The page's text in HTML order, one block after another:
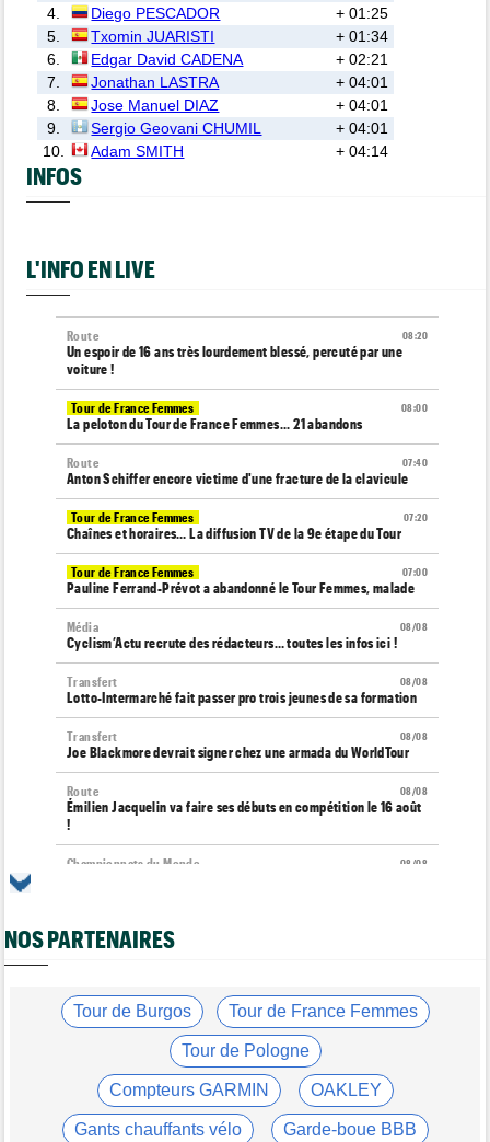
4.
Diego PESCADOR
+ 01:25
5.
Txomin JUARISTI
+ 01:34
6.
Edgar David CADENA
+ 02:21
7.
Jonathan LASTRA
+ 04:01
8.
Jose Manuel DIAZ
+ 04:01
9.
Sergio Geovani CHUMIL
+ 04:01
10.
Adam SMITH + 04:14
INFOS
L'INFO EN LIVE
08:20
Route
Un espoir de 16 ans très lourdement blessé, percuté par une
voiture !
08:00
Tour de France Femmes
La peloton du Tour de France Femmes... 21 abandons
07:40
Route
Anton Schiffer encore victime d'une fracture de la clavicule
07:20
Tour de France Femmes
Chaînes et horaires… La diffusion TV de la 9e étape du Tour
07:00
Tour de France Femmes
Pauline Ferrand-Prévot a abandonné le Tour Femmes, malade
08/08
Média
Cyclism’Actu recrute des rédacteurs… toutes les infos ici !
08/08
Transfert
Lotto-Intermarché fait passer pro trois jeunes de sa formation
08/08
Transfert
Joe Blackmore devrait signer chez une armada du WorldTour
08/08
Route
Émilien Jacquelin va faire ses débuts en compétition le 16 août
!
08/08
Championnats du Monde
Romain Bardet hospitalisé après une chute dans la descente du
Ventoux
Kasia Niewiadoma, "furieuse" : "Célia Gery m'a bloquée..."
Tour de France Femmes
Loes Adegeest : "On essaiera encore demain..."
Tour de France Femmes
Lilan Calmejane: "Pourquoi PFP nous raconte des salades ?"
NOS PARTENAIRES
Tour de Burgos Tour de France Femmes
Tour de Pologne
Compteurs GARMIN OAKLEY
Gants chauffants vélo Garde-boue BBB